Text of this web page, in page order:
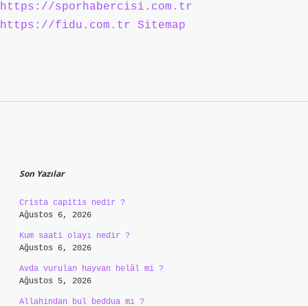
https://sporhabercisi.com.tr
https://fidu.com.tr
Sitemap
Son Yazılar
Crista capitis nedir ?
Ağustos 6, 2026
Kum saati olayı nedir ?
Ağustos 6, 2026
Avda vurulan hayvan helâl mi ?
Ağustos 5, 2026
Allahından bul beddua mı ?